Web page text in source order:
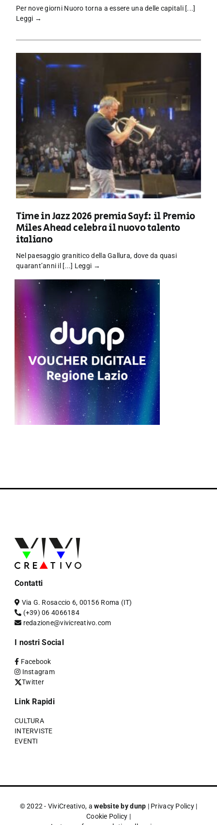
Per nove giorni Nuoro torna a essere una delle capitali [...]
Leggi →
Time in Jazz 2026 premia Sayf: il Premio
Miles Ahead celebra il nuovo talento
italiano
Nel paesaggio granitico della Gallura, dove da quasi
quarant’anni il [...] Leggi →
Contatti
Via G. Rosaccio 6, 00156 Roma (IT)
(+39) 06 4066184
redazione@vivicreativo.com
I nostri Social
Facebook
Instagram
Twitter
Link Rapidi
CULTURA
INTERVISTE
EVENTI
© 2022 - ViviCreativo, awebsite by dunp | Privacy Policy|
Cookie Policy |